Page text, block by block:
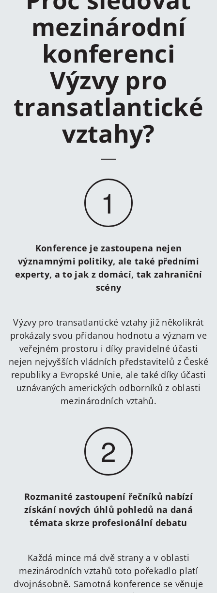
mezinárodní
konferenci
Výzvy pro
transatlantické
vztahy?
1
Konference je zastoupena nejen
významnými politiky, ale také předními
experty, a to jak z domácí, tak zahraniční
scény
Výzvy pro transatlantické vztahy již několikrát
prokázaly svou přidanou hodnotu a význam ve
veřejném prostoru i díky pravidelné účasti
nejen nejvyšších vládních představitelů z České
republiky a Evropské Unie, ale také díky účasti
uznávaných amerických odborníků z oblasti
mezinárodních vztahů.
2
Rozmanité zastoupení řečníků nabízí
získání nových úhlů pohledů na daná
témata skrze profesionální debatu
Každá mince má dvě strany a v oblasti
mezinárodních vztahů toto pořekadlo platí
dvojnásobně. Samotná konference se věnuje